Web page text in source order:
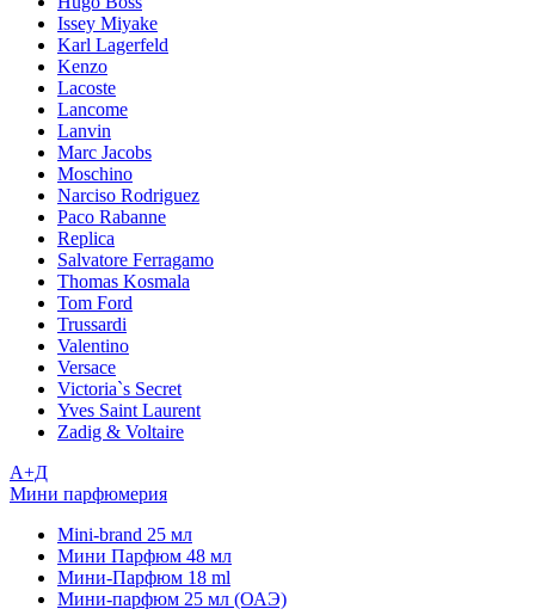
Issey Miyake
Karl Lagerfeld
Kenzo
Lacoste
Lancome
Lanvin
Marc Jacobs
Moschino
Narciso Rodriguez
Paco Rabanne
Replica
Salvatore Ferragamo
Thomas Kosmala
Tom Ford
Trussardi
Valentino
Versace
Victoria`s Secret
Yves Saint Laurent
Zadig & Voltaire
А+Д
Мини парфюмерия
Mini-brand 25 мл
Мини Парфюм 48 мл
Мини-Парфюм 18 ml
Мини-парфюм 25 мл (ОАЭ)